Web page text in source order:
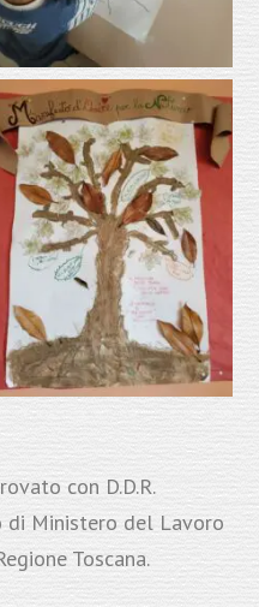
con D.D.R.
Ministero del Lavoro
Toscana.